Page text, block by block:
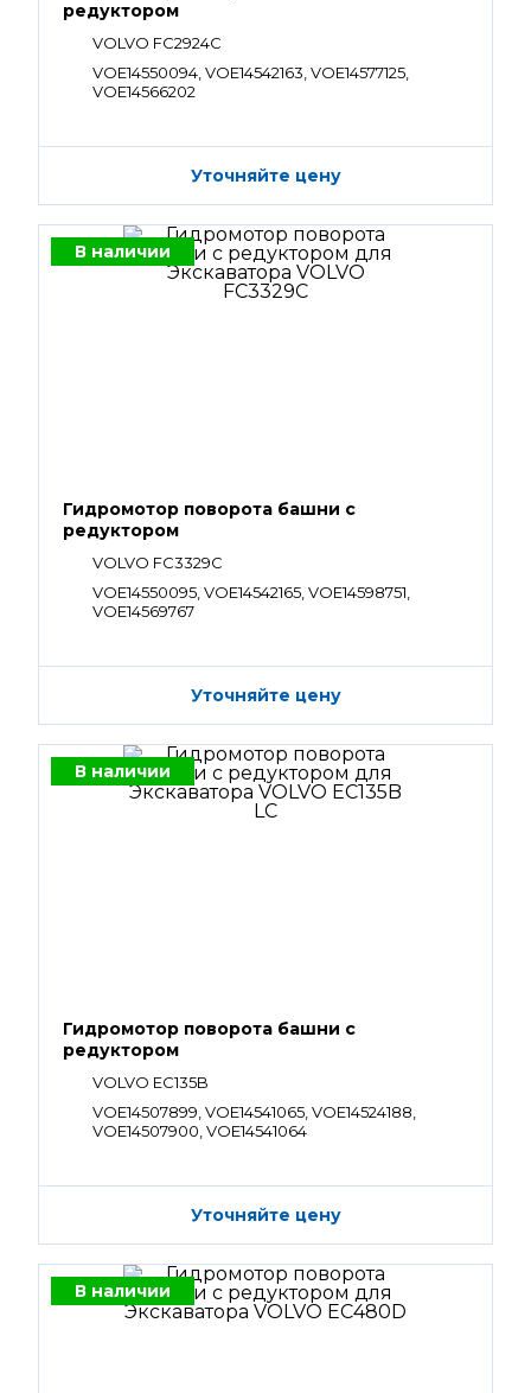
редуктором
VOLVO FC2924C
VOE14550094, VOE14542163, VOE14577125,
VOE14566202
Уточняйте цену
В наличии
Гидромотор поворота башни с
редуктором
VOLVO FC3329C
VOE14550095, VOE14542165, VOE14598751,
VOE14569767
Уточняйте цену
В наличии
Гидромотор поворота башни с
редуктором
VOLVO EC135B
VOE14507899, VOE14541065, VOE14524188,
VOE14507900, VOE14541064
Уточняйте цену
В наличии